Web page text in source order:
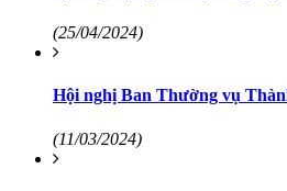
(25/04/2024)
Hội nghị Ban Thường vụ
(11/03/2024)